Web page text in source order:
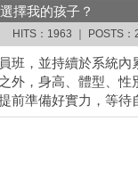
擇我的孩子？
HITS：1963 ｜ POSTS
班，並持續於系統
外，身高、體型、
前準備好實力，等待